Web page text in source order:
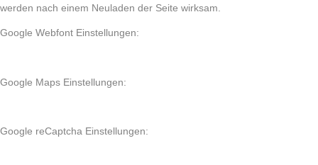
werden nach einem Neuladen der Seite wirksam.
Google Webfont Einstellungen:
Google Maps Einstellungen:
Google reCaptcha Einstellungen: